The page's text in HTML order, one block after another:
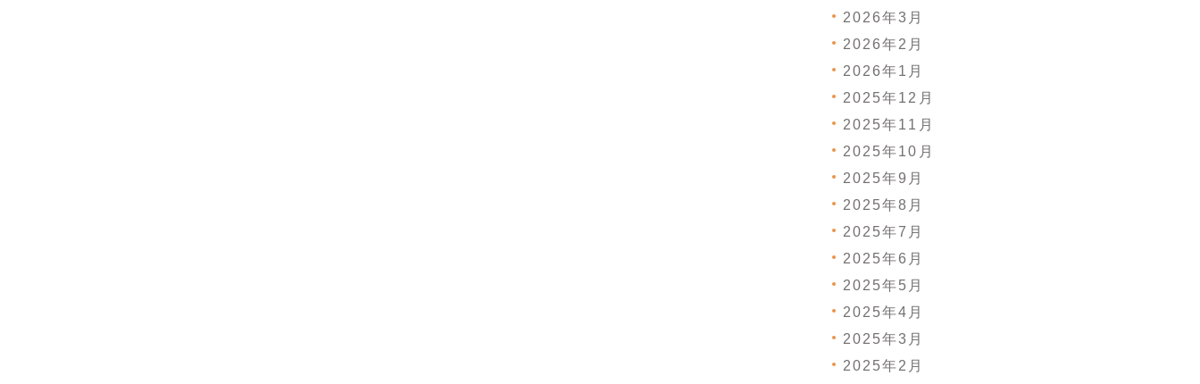
2026年3月
2026年2月
2026年1月
2025年12月
2025年11月
2025年10月
2025年9月
2025年8月
2025年7月
2025年6月
2025年5月
2025年4月
2025年3月
2025年2月